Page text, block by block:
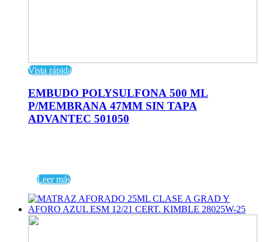
Vista rápida
EMBUDO POLYSULFONA 500 ML
P/MEMBRANA 47MM SIN TAPA
ADVANTEC 501050
Leer más